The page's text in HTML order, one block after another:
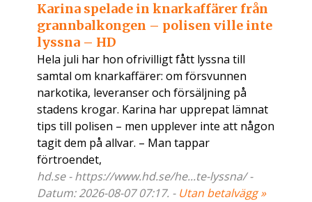
Karina spelade in knarkaffärer från
grannbalkongen – polisen ville inte
lyssna – HD
Hela juli har hon ofrivilligt fått lyssna till
samtal om knarkaffärer: om försvunnen
narkotika, leveranser och försäljning på
stadens krogar. Karina har upprepat lämnat
tips till polisen – men upplever inte att någon
tagit dem på allvar. – Man tappar
förtroendet,
hd.se - https://www.hd.se/he...te-lyssna/ -
Datum: 2026-08-07 07:17. - Utan betalvägg »